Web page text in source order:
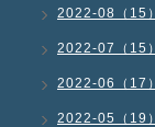
2022-08（15）
2022-07（15）
2022-06（17）
2022-05（19）